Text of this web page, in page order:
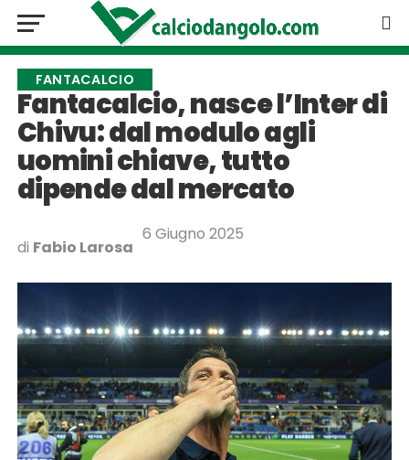
FANTACALCIO
Fantacalcio, nasce l’Inter di
Chivu: dal modulo agli
uomini chiave, tutto
dipende dal mercato
di Fabio Larosa
6 Giugno 2025